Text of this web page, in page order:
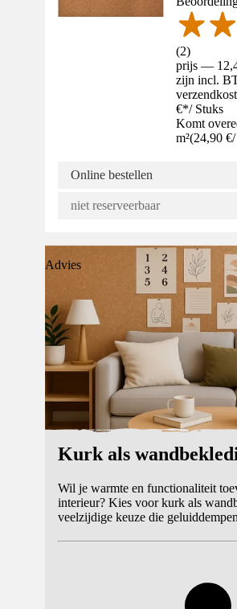
(2)
prijs —
zijn incl.
€*/ Stuks
Komt
m²(24,90 €/
Online bestellen
niet reserveerbaar
Advies
Kurk als
Wil je warmte en functionaliteit
interieur? Kies voor kurk als
veelzijdige keuze die